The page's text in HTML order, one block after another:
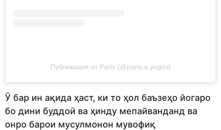
Публикация от Paris (@paris.a.yogini)
Ӯ бар ин ақида ҳаст, ки то ҳол баъзеҳо йогаро
бо дини буддоӣ ва ҳинду мепайванданд ва
онро барои мусулмонон мувофиқ